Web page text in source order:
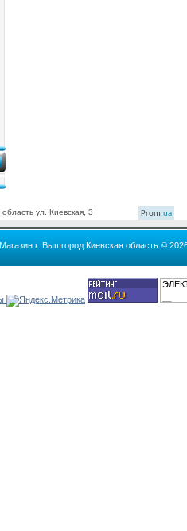
ул. Киевская, 3 Prom.ua
Магазин г. Вышгород Киевская область ©